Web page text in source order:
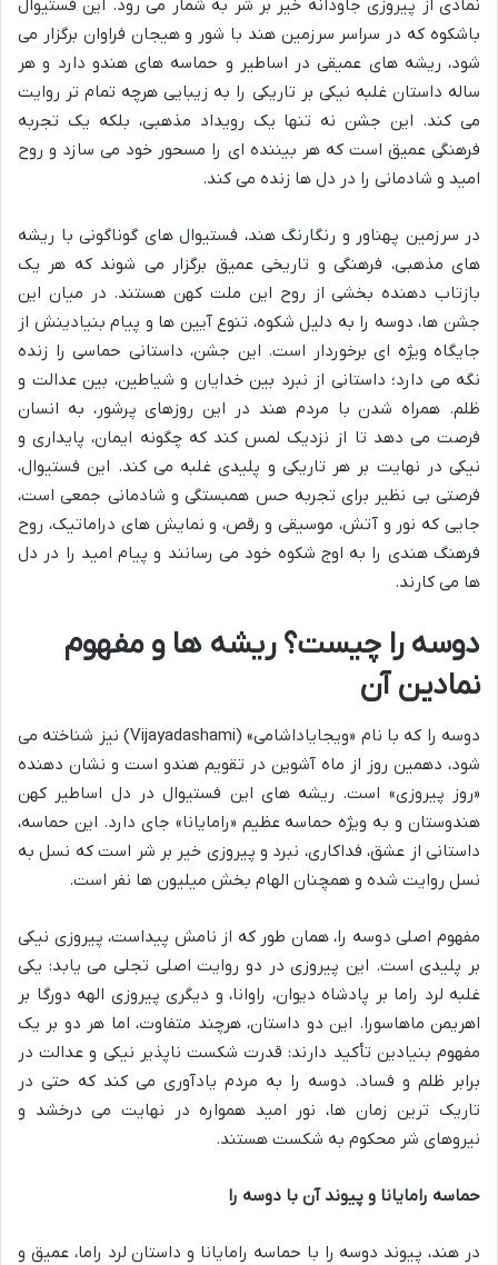
نمادی از پیروزی جاودانه خیر بر شر به شمار می رود. این فستیوال
باشکوه که در سراسر سرزمین هند با شور و هیجان فراوان برگزار می
شود، ریشه های عمیقی در اساطیر و حماسه های هندو دارد و هر
ساله داستان غلبه نیکی بر تاریکی را به زیبایی هرچه تمام تر روایت
می کند. این جشن نه تنها یک رویداد مذهبی، بلکه یک تجربه
فرهنگی عمیق است که هر بیننده ای را مسحور خود می سازد و روح
امید و شادمانی را در دل ها زنده می کند.
در سرزمین پهناور و رنگارنگ هند، فستیوال های گوناگونی با ریشه
های مذهبی، فرهنگی و تاریخی عمیق برگزار می شوند که هر یک
بازتاب دهنده بخشی از روح این ملت کهن هستند. در میان این
جشن ها، دوسه را به دلیل شکوه، تنوع آیین ها و پیام بنیادینش از
جایگاه ویژه ای برخوردار است. این جشن، داستانی حماسی را زنده
نگه می دارد؛ داستانی از نبرد بین خدایان و شیاطین، بین عدالت و
ظلم. همراه شدن با مردم هند در این روزهای پرشور، به انسان
فرصت می دهد تا از نزدیک لمس کند که چگونه ایمان، پایداری و
نیکی در نهایت بر هر تاریکی و پلیدی غلبه می کند. این فستیوال،
فرصتی بی نظیر برای تجربه حس همبستگی و شادمانی جمعی است،
جایی که نور و آتش، موسیقی و رقص، و نمایش های دراماتیک، روح
فرهنگ هندی را به اوج شکوه خود می رسانند و پیام امید را در دل
ها می کارند.
دوسه را چیست؟ ریشه ها و مفهوم
نمادین آن
دوسه را که با نام «ویجایاداشامی» (Vijayadashami) نیز شناخته می
شود، دهمین روز از ماه آشوین در تقویم هندو است و نشان دهنده
«روز پیروزی» است. ریشه های این فستیوال در دل اساطیر کهن
هندوستان و به ویژه حماسه عظیم «رامایانا» جای دارد. این حماسه،
داستانی از عشق، فداکاری، نبرد و پیروزی خیر بر شر است که نسل به
نسل روایت شده و همچنان الهام بخش میلیون ها نفر است.
مفهوم اصلی دوسه را، همان طور که از نامش پیداست، پیروزی نیکی
بر پلیدی است. این پیروزی در دو روایت اصلی تجلی می یابد: یکی
غلبه لرد راما بر پادشاه دیوان، راوانا، و دیگری پیروزی الهه دورگا بر
اهریمن ماهاسورا. این دو داستان، هرچند متفاوت، اما هر دو بر یک
مفهوم بنیادین تأکید دارند: قدرت شکست ناپذیر نیکی و عدالت در
برابر ظلم و فساد. دوسه را به مردم یادآوری می کند که حتی در
تاریک ترین زمان ها، نور امید همواره در نهایت می درخشد و
نیروهای شر محکوم به شکست هستند.
حماسه رامایانا و پیوند آن با دوسه را
در هند، پیوند دوسه را با حماسه رامایانا و داستان لرد راما، عمیق و